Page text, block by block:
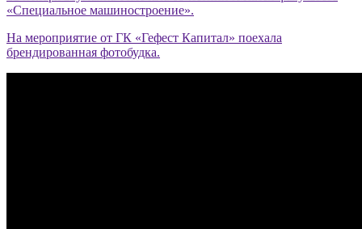
«Специальное машиностроение».
На мероприятие от ГК «Гефест Капитал» поехала
брендированная фотобудка.